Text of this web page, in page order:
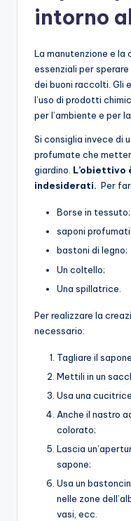
intorno
La manutenzione e la
essenziali per
dei buoni raccolti. Gli
l’uso di prodotti
per l’ambiente e per
Si consiglia invece di
profumate che
giardino. L’obiettivo
indesiderati. Per
Borse in tessuto;
saponi profumati;
bastoni di legno;
Un coltello;
Una spillatrice.
Per realizzare la
necessario:
Tagliare il
Mettili in un
Usa una
Anche il nastro
colorato;
Lascia
sapone;
Usa un
nelle zone
vasi, ecc.